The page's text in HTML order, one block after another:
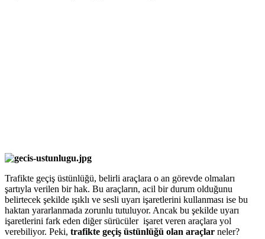
Trafikte geçiş üstünlüğü, belirli araçlara o an görevde olmaları
şartıyla verilen bir hak. Bu araçların, acil bir durum olduğunu
belirtecek şekilde ışıklı ve sesli uyarı işaretlerini kullanması ise bu
haktan yararlanmada zorunlu tutuluyor. Ancak bu şekilde uyarı
işaretlerini fark eden diğer sürücüler işaret veren araçlara yol
verebiliyor. Peki, trafikte geçiş üstünlüğü olan araçlar neler?